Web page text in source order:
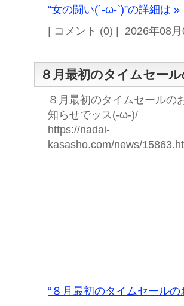
“女の闘い(´-ω-`)”の詳細は »
| コメント (0) | 2026年08月
８月最初のタイムセー
８月最初のタイムセールの
知らせでッス(-ω-)/
https://nadai-
kasasho.com/news/
“８月最初のタイムセール